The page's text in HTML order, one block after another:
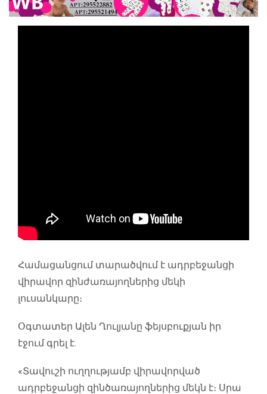
Համացանցում տարածվում է ադրբեջանցի
վիրավոր զինժառայողներից մեկի
լուսանկարը։
Օգտատեր Ալեն Ղուլյանը ֆեյսբուքյան իր
էջում գրել է.
«Տավուշի ուղղությամբ վիրավորված
ադրբեջանցի զինծառայողներից մեկն է։ Սրա